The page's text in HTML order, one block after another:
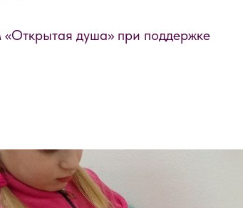
«Открытая душа» при поддержке